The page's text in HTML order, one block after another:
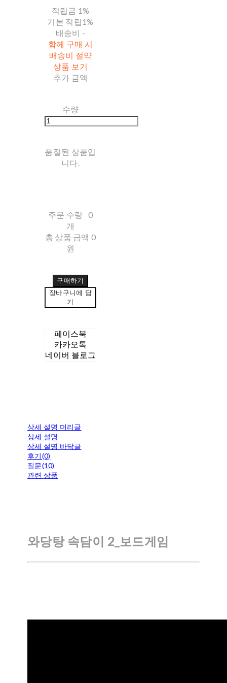
적립금 1%
기본 적립1%
배송비 -
함께 구매 시
배송비 절약
상품 보기
추가 금액
수량
품절된 상품입
니다.
주문 수량 0
개
총 상품 금액 0
원
구매하기
장바구니에 담
기
페이스북
카카오톡
네이버 블로그
상세 설명 머리글
상세 설명
상세 설명 바닥글
후기(0)
질문(10)
관련 상품
와당탕 속담이 2_보드게임